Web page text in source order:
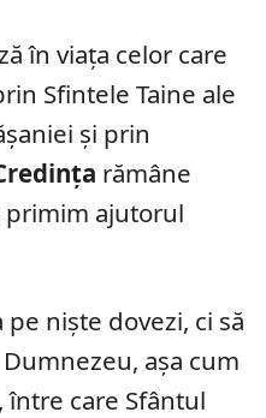
în viața celor care
Sfintele Taine ale
și prin
rămâne
primim ajutorul
niște dovezi, ci să
așa cum
între care Sfântul